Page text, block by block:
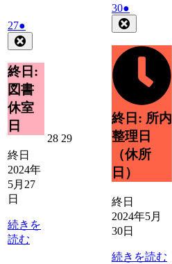
272024
年
5
月
27
日
●
件
の
イ
ベ
ン
ト)
終日:
図書
休室
日
終日
2024年
5月27
日
続きを
読む
282024
292024
302024
年
5
月
●
件
の
イ
ン
終日: 所内
整理日
（休所
日）
終日
2024年5月
30日
続きを読む